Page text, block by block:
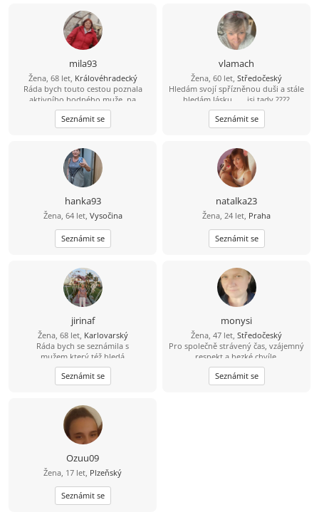
Každý ve svém a přesto spolu.
Pomůžeme náhodě ?
mila93
Žena, 68 let, Královéhradecký
Ráda bych touto cestou poznala
aktivního hodného muže, na
společné trávení volného času...
Seznámit se
vlamach
Žena, 60 let, Středočeský
Hledám svojí spřízněnou duši a stále
hledám lásku…… jsi tady ????
Seznámit se
hanka93
Žena, 64 let, Vysočina
Seznámit se
natalka23
Žena, 24 let, Praha
Seznámit se
jirinaf
Žena, 68 let, Karlovarský
Ráda bych se seznámila s
mužem,který též hledá
přítelkyni,která je již delší dobu z
nedostatku příležitosti sama,Jsem
společenská,veselá,pohodová,miluji
66letá,blondýna,stř.postavy., bydlim
v Karlovych Varech.Budu ráda,jestli
mi odpovíte.Muži přiměřeného
věku, mladší, prosím nepište,pouze
Karlovy Vary.
Seznámit se
monysi
Žena, 47 let, Středočeský
Pro společně strávený čas, vzájemný
respekt a hezké chvíle.
Mladoboleslavsko - Nymbursko. Jen
nekuřák se zájmem vybudovat
postupně vážný vztah.
Seznámit se
Ozuu09
Žena, 17 let, Plzeňský
Seznámit se